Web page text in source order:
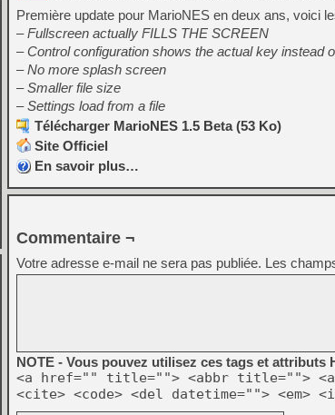
Première update pour MarioNES en deux ans, voici
– Fullscreen actually FILLS THE SCREEN
– Control configuration shows the actual key instead
– No more splash screen
– Smaller file size
– Settings load from a file
Télécharger MarioNES 1.5 Beta (53 Ko)
Site Officiel
En savoir plus…
Commentaire ¬
Votre adresse e-mail ne sera pas publiée. Les
NOTE - Vous pouvez utilisez ces tags et attributs
<a href="" title=""> <abbr title="">
<cite> <code> <del datetime=""> <em>